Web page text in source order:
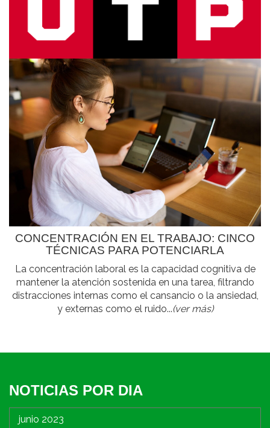
CONCENTRACIÓN EN EL TRABAJO: CINCO
TÉCNICAS PARA POTENCIARLA
La concentración laboral es la capacidad cognitiva de
mantener la atención sostenida en una tarea, filtrando
distracciones internas como el cansancio o la ansiedad,
y externas como el ruido...(ver más)
NOTICIAS POR DIA
junio 2023